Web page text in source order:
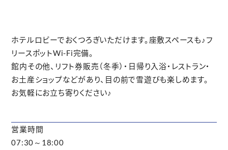
ホテルロビーでおくつろぎいただけます。座敷スペースも♪フ
リースポットWi-Fi完備。
館内その他、リフト券販売（冬季）・日帰り入浴・レストラン・
お土産ショップなどがあり、目の前で雪遊びも楽しめます。
お気軽にお立ち寄りください♪
営業時間
07:30～18:00